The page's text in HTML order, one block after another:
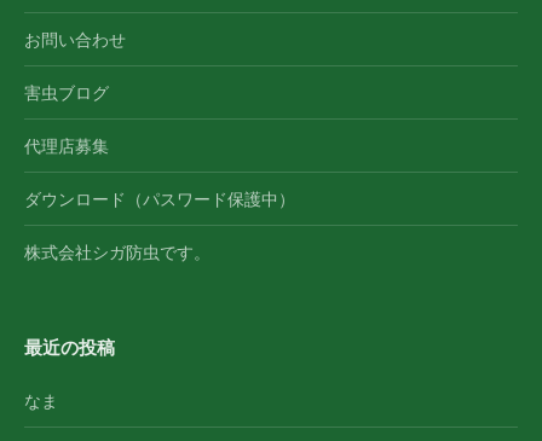
お問い合わせ
害虫ブログ
代理店募集
ダウンロード（パスワード保護中）
株式会社シガ防虫です。
最近の投稿
なま